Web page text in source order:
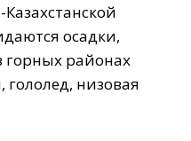
осадки,
горных районах
низовая